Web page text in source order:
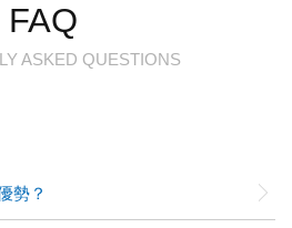
FAQ
ASKED QUESTIONS
勢？